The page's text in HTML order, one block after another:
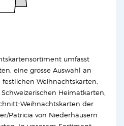
umfasst
eine grosse Auswahl an
Weihnachtskarten,
Heimatkarten,
Weihnachtskarten der
Patricia von Niederhäusern